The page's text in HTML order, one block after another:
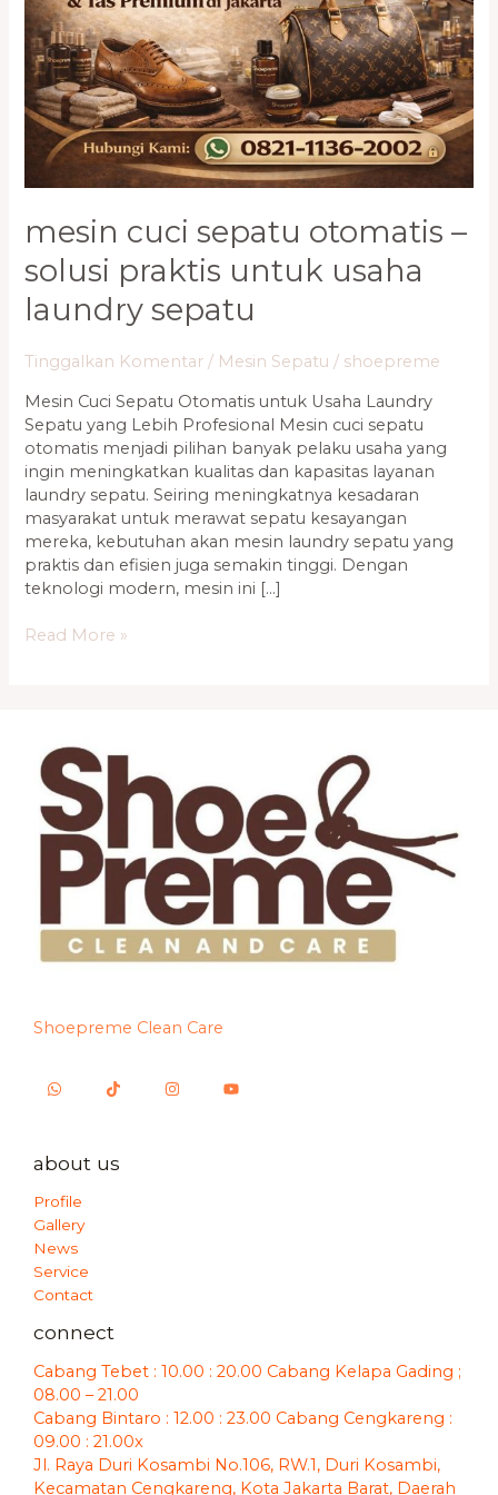
mesin cuci sepatu otomatis –
solusi praktis untuk usaha
laundry sepatu
Tinggalkan Komentar / Mesin Sepatu / shoepreme
Mesin Cuci Sepatu Otomatis untuk Usaha Laundry
Sepatu yang Lebih Profesional Mesin cuci sepatu
otomatis menjadi pilihan banyak pelaku usaha yang
ingin meningkatkan kualitas dan kapasitas layanan
laundry sepatu. Seiring meningkatnya kesadaran
masyarakat untuk merawat sepatu kesayangan
mereka, kebutuhan akan mesin laundry sepatu yang
praktis dan efisien juga semakin tinggi. Dengan
teknologi modern, mesin ini […]
Solusi
Praktis
untuk
Usaha
Laundry
Sepatu
Read More »
Shoepreme Clean Care
about us
Profile
Gallery
News
Service
Contact
connect
Cabang Tebet : 10.00 : 20.00 Cabang Kelapa Gading ;
08.00 – 21.00
Cabang Bintaro : 12.00 : 23.00 Cabang Cengkareng :
09.00 : 21.00x
Jl. Raya Duri Kosambi No.106, RW.1, Duri Kosambi,
Kecamatan Cengkareng, Kota Jakarta Barat, Daerah